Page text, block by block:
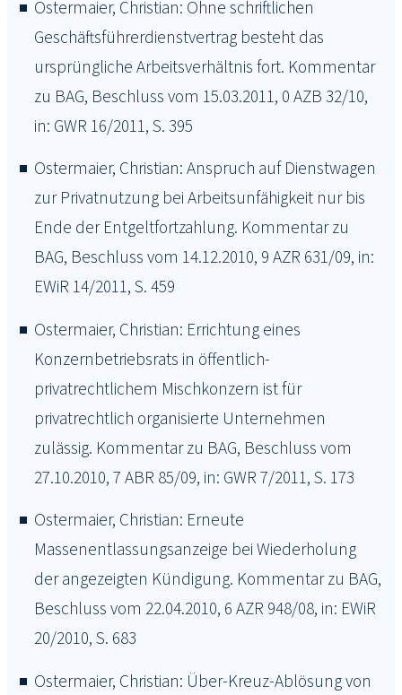
Ostermaier, Christian: Ohne schriftlichen
Geschäftsführerdienstvertrag besteht das
ursprüngliche Arbeitsverhältnis fort. Kommentar
zu BAG, Beschluss vom 15.03.2011, 0 AZB 32/10,
in: GWR 16/2011, S. 395
Ostermaier, Christian: Anspruch auf Dienstwagen
zur Privatnutzung bei Arbeitsunfähigkeit nur bis
Ende der Entgeltfortzahlung. Kommentar zu
BAG, Beschluss vom 14.12.2010, 9 AZR 631/09, in:
EWiR 14/2011, S. 459
Ostermaier, Christian: Errichtung eines
Konzernbetriebsrats in öffentlich-
privatrechtlichem Mischkonzern ist für
privatrechtlich organisierte Unternehmen
zulässig. Kommentar zu BAG, Beschluss vom
27.10.2010, 7 ABR 85/09, in: GWR 7/2011, S. 173
Ostermaier, Christian: Erneute
Massenentlassungsanzeige bei Wiederholung
der angezeigten Kündigung. Kommentar zu BAG,
Beschluss vom 22.04.2010, 6 AZR 948/08, in: EWiR
20/2010, S. 683
Ostermaier, Christian: Über-Kreuz-Ablösung von